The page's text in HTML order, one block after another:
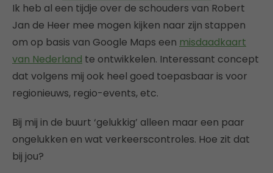
Ik heb al een tijdje over de schouders van Robert
Jan de Heer mee mogen kijken naar zijn stappen
om op basis van Google Maps een misdaadkaart
van Nederland te ontwikkelen. Interessant concept
dat volgens mij ook heel goed toepasbaar is voor
regionieuws, regio-events, etc.
Bij mij in de buurt ‘gelukkig’ alleen maar een paar
ongelukken en wat verkeerscontroles. Hoe zit dat
bij jou?